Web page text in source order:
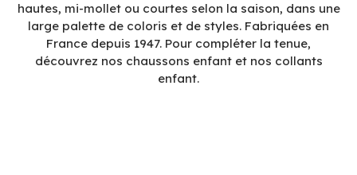
hautes, mi-mollet ou courtes selon la saison, dans une
large palette de coloris et de styles. Fabriquées en
France depuis 1947. Pour compléter la tenue,
découvrez nos chaussons enfant et nos collants
enfant.